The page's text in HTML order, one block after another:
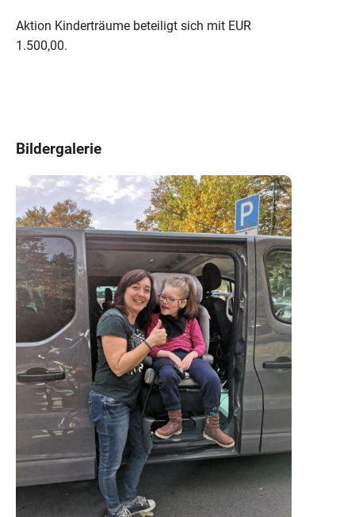
Aktion Kinderträume beteiligt sich mit EUR
1.500,00.
Bildergalerie